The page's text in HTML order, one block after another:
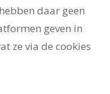
daar geen
geven in
ze via de cookies